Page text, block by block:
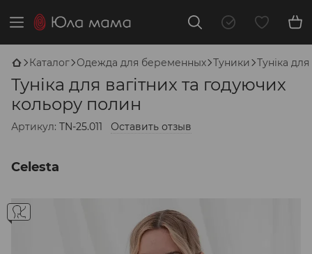
Каталог Одежда для беременных Туники Туніка
Туніка для вагітних та годуючих
кольору полин
Артикул: TN-25.011 Оставить отзыв
Celesta